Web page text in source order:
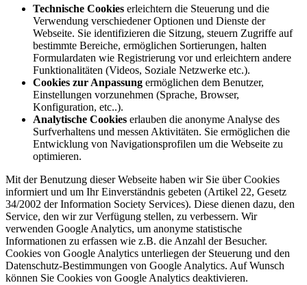
Technische Cookies erleichtern die Steuerung und die
Verwendung verschiedener Optionen und Dienste der
Webseite. Sie identifizieren die Sitzung, steuern Zugriffe auf
bestimmte Bereiche, ermöglichen Sortierungen, halten
Formulardaten wie Registrierung vor und erleichtern andere
Funktionalitäten (Videos, Soziale Netzwerke etc.).
Cookies zur Anpassung ermöglichen dem Benutzer,
Einstellungen vorzunehmen (Sprache, Browser,
Konfiguration, etc..).
Analytische Cookies erlauben die anonyme Analyse des
Surfverhaltens und messen Aktivitäten. Sie ermöglichen die
Entwicklung von Navigationsprofilen um die Webseite zu
optimieren.
Mit der Benutzung dieser Webseite haben wir Sie über Cookies
informiert und um Ihr Einverständnis gebeten (Artikel 22, Gesetz
34/2002 der Information Society Services). Diese dienen dazu, den
Service, den wir zur Verfügung stellen, zu verbessern. Wir
verwenden Google Analytics, um anonyme statistische
Informationen zu erfassen wie z.B. die Anzahl der Besucher.
Cookies von Google Analytics unterliegen der Steuerung und den
Datenschutz-Bestimmungen von Google Analytics. Auf Wunsch
können Sie Cookies von Google Analytics deaktivieren.